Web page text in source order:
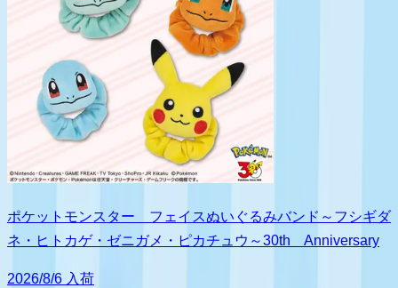
ポケットモンスター フェイスぬいぐるみバンド～フシギダ
ネ・ヒトカゲ・ゼニガメ・ピカチュウ～30th Anniversary
2026/8/6 入荷